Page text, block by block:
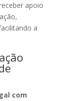
apoio
a
com